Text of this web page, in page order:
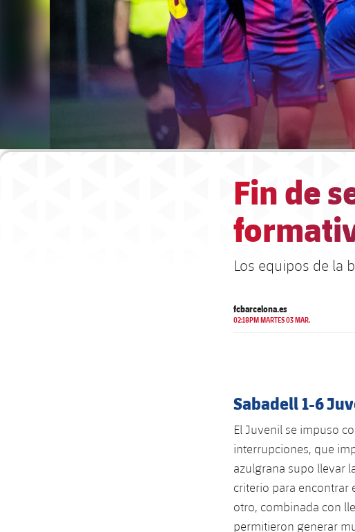
Fin de
Los equipos de la
fcbarcelona.es
02:18PM MARTES 03 MAR.
Sabadell 1-6
El Juvenil se impuso
interrupciones, que
azulgrana supo llevar
criterio para encontrar
otro, combinada con
permitieron generar